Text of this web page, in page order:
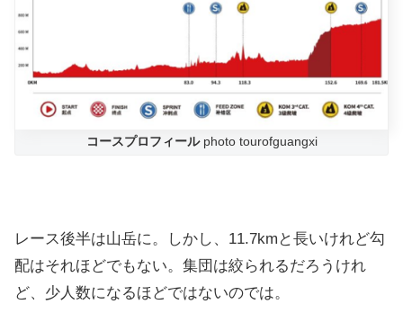
コースプロフィールphoto tourofguangxi
レース後半は山岳に。しかし、11.7kmと長いけれど勾
配はそれほどでもない。集団は絞られるだろうけれ
ど、少人数になるほどではないのでは。